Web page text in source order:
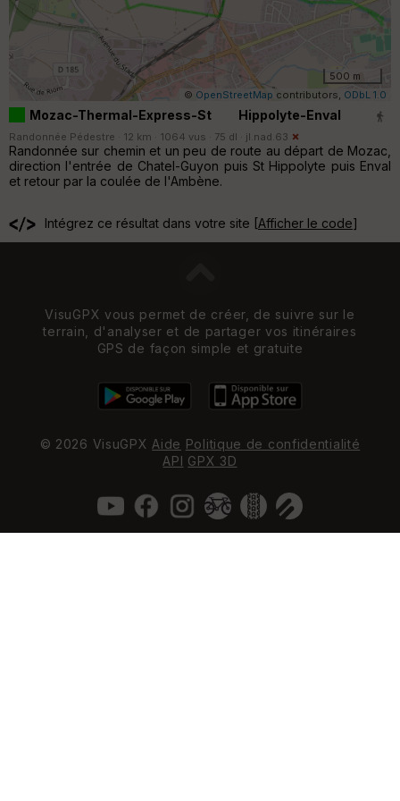
500 m
© OpenStreetMap contributors, ODbL 1.0
Mozac-Thermal-Express-St Hippolyte-Enval
Randonnée Pédestre · 12 km · 1064 vus · 75 dl · jl.nad.63
Randonnée sur chemin et un peu de route au départ de Mozac,
direction l'entrée de Chatel-Guyon puis St Hippolyte puis Enval
et retour par la coulée de l'Ambène.
Intégrez ce résultat dans votre site [Afficher le code]
VisuGPX vous permet de créer, de suivre sur le
terrain, d'analyser et de partager vos itinéraires
GPS de façon simple et gratuite
© 2026 VisuGPX Aide Politique de confidentialité
API GPX 3D